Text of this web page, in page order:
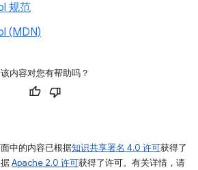
规范
(MDN)
该内容对您有帮助吗？
中的内容已根据知识共享署名 4.0 许可获得了
Apache 2.0 许可获得了许可。有关详情，请